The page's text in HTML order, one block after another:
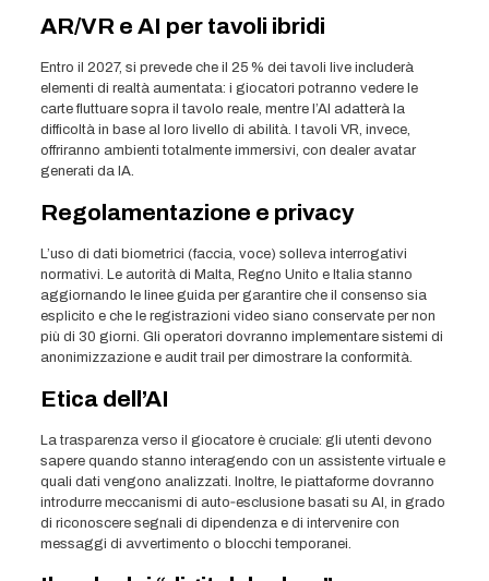
AR/VR e AI per tavoli ibridi
Entro il 2027, si prevede che il 25 % dei tavoli live includerà
elementi di realtà aumentata: i giocatori potranno vedere le
carte fluttuare sopra il tavolo reale, mentre l’AI adatterà la
difficoltà in base al loro livello di abilità. I tavoli VR, invece,
offriranno ambienti totalmente immersivi, con dealer avatar
generati da IA.
Regolamentazione e privacy
L’uso di dati biometrici (faccia, voce) solleva interrogativi
normativi. Le autorità di Malta, Regno Unito e Italia stanno
aggiornando le linee guida per garantire che il consenso sia
esplicito e che le registrazioni video siano conservate per non
più di 30 giorni. Gli operatori dovranno implementare sistemi di
anonimizzazione e audit trail per dimostrare la conformità.
Etica dell’AI
La trasparenza verso il giocatore è cruciale: gli utenti devono
sapere quando stanno interagendo con un assistente virtuale e
quali dati vengono analizzati. Inoltre, le piattaforme dovranno
introdurre meccanismi di auto‑esclusione basati su AI, in grado
di riconoscere segnali di dipendenza e di intervenire con
messaggi di avvertimento o blocchi temporanei.